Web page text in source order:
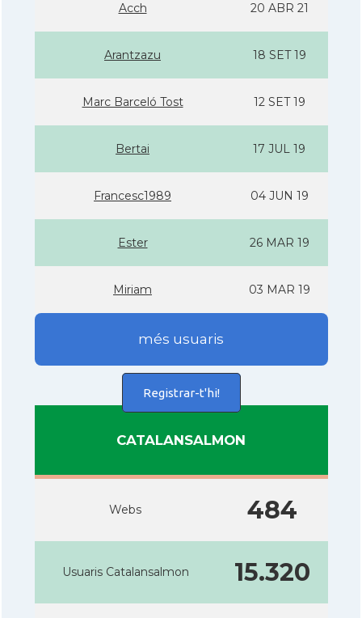
Acch 20 ABR 21
Arantzazu 18 SET 19
Marc Barceló Tost 12 SET 19
Bertai 17 JUL 19
Francesc1989 04 JUN 19
Ester 26 MAR 19
Miriam 03 MAR 19
més usuaris
Registrar-t'hi!
CATALANSALMON
Webs 484
Usuaris Catalansalmon 15.320